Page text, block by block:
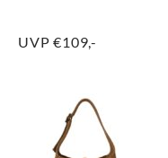
UVP €109,-